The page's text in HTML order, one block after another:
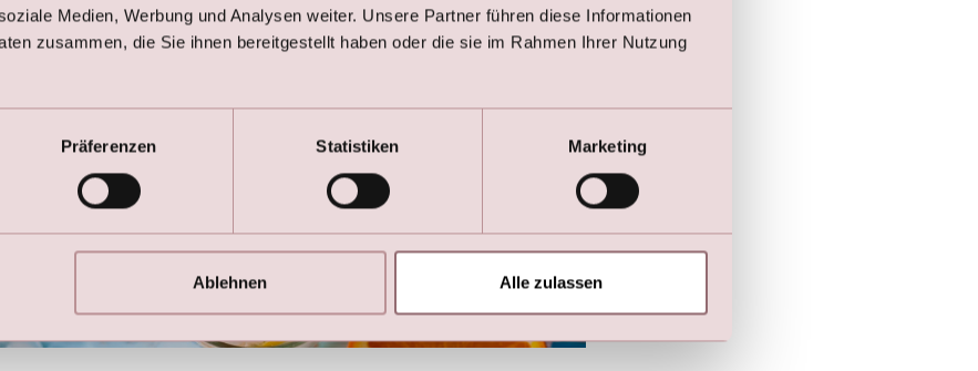
Medien, Werbung und Analysen weiter. Unsere Partner führen diese Informationen
zusammen, die Sie ihnen bereitgestellt haben oder die sie im Rahmen Ihrer Nutzung
Präferenzen Statistiken Marketing
Ablehnen Alle zulassen